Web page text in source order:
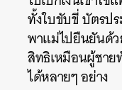
ทั้งใบขับขี่ บัตรป
พาแม่ไปยืนยันด้ว
สิทธิเหมือนผู้ชาย
ได้หลายๆ อย่าง